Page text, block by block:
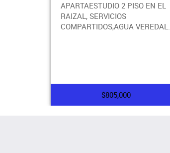
APARTAESTUDIO 2 PISO EN EL
RAIZAL, SERVICIOS
COMPARTIDOS,AGUA VEREDAL.
$805,000